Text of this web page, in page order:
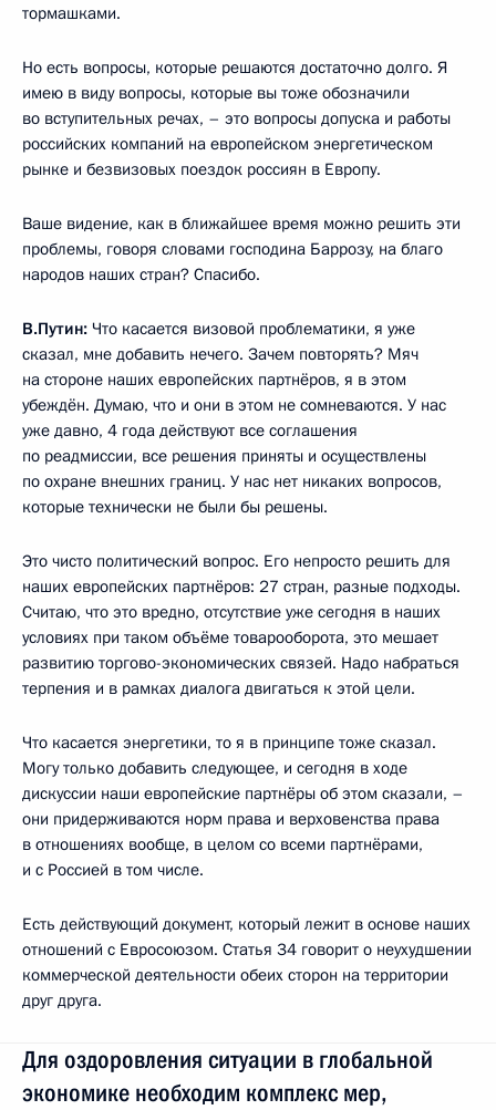
тормашками.
Но есть вопросы, которые решаются достаточно долго. Я
имею в виду вопросы, которые вы тоже обозначили
во вступительных речах, – это вопросы допуска и работы
российских компаний на европейском энергетическом
рынке и безвизовых поездок россиян в Европу.
Ваше видение, как в ближайшее время можно решить эти
проблемы, говоря словами господина Баррозу, на благо
народов наших стран? Спасибо.
В.Путин: Что касается визовой проблематики, я уже
сказал, мне добавить нечего. Зачем повторять? Мяч
на стороне наших европейских партнёров, я в этом
убеждён. Думаю, что и они в этом не сомневаются. У нас
уже давно, 4 года действуют все соглашения
по реадмиссии, все решения приняты и осуществлены
по охране внешних границ. У нас нет никаких вопросов,
которые технически не были бы решены.
Это чисто политический вопрос. Его непросто решить для
наших европейских партнёров: 27 стран, разные подходы.
Считаю, что это вредно, отсутствие уже сегодня в наших
условиях при таком объёме товарооборота, это мешает
развитию торгово-экономических связей. Надо набраться
терпения и в рамках диалога двигаться к этой цели.
Что касается энергетики, то я в принципе тоже сказал.
Могу только добавить следующее, и сегодня в ходе
дискуссии наши европейские партнёры об этом сказали, –
они придерживаются норм права и верховенства права
в отношениях вообще, в целом со всеми партнёрами,
и с Россией в том числе.
Есть действующий документ, который лежит в основе наших
отношений с Евросоюзом. Статья 34 говорит о неухудшении
коммерческой деятельности обеих сторон на территории
друг друга.
Для оздоровления ситуации в глобальной
экономике необходим комплекс мер,